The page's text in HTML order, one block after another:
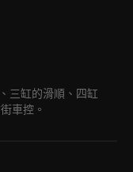
三缸的滑順、四缸
車控。